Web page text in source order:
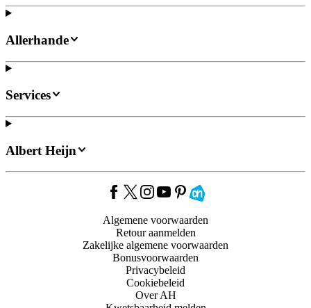
Allerhande
Services
Albert Heijn
Algemene voorwaarden
Retour aanmelden
Zakelijke algemene voorwaarden
Bonusvoorwaarden
Privacybeleid
Cookiebeleid
Over AH